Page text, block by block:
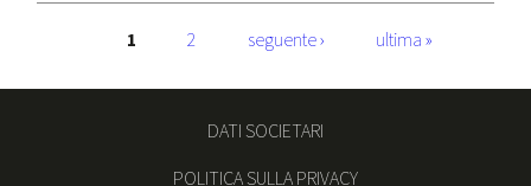
1 2 seguente › ultima »
DATI SOCIETARI
POLITICA SULLA PRIVACY